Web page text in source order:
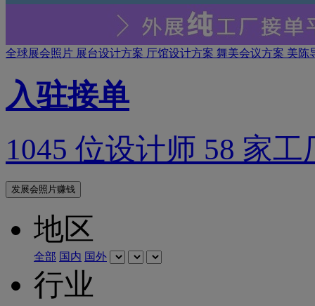
全球展会照片 展台设计方案 厅馆设计方案 舞美会议方案 美陈
入驻接单
1045 位设计师 58 家工
发展会照片赚钱
地区
全部 国内 国外
行业